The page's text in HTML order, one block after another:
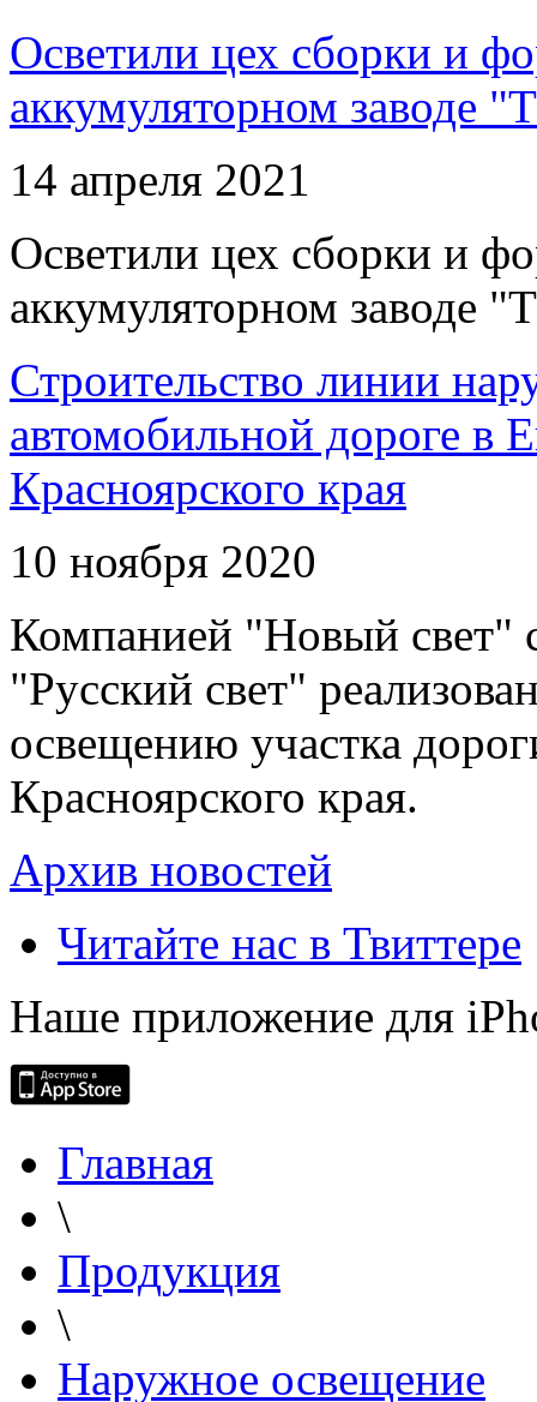
Осветили цех сборки и
аккумуляторном заводе
14 апреля 2021
Осветили цех сборки и
аккумуляторном заводе
Строительство линии
автомобильной дороге в
Красноярского края
10 ноября 2020
Компанией "Новый свет"
"Русский свет"
освещению участка
Красноярского края.
Архив новостей
Читайте нас в Твиттере
Наше приложение для
Главная
\
Продукция
\
Наружное освещение